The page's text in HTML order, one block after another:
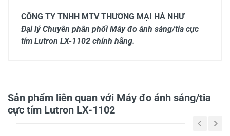
CÔNG TY TNHH MTV THƯƠNG MẠI HÀ NHƯ
Đại lý Chuyên phân phối Máy đo ánh sáng/tia cực
tím Lutron LX-1102 chính hãng.
Sản phẩm liên quan với Máy đo ánh sáng/tia
cực tím Lutron LX-1102